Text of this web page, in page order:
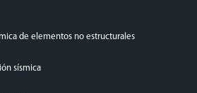
de elementos no estructurales
sísmica